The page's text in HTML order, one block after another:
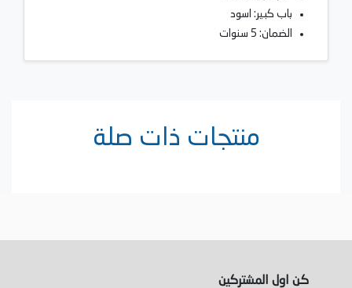
باب كبير: اسود
الضمان: 5 سنوات
منتجات ذات صلة
كن اول المشتركين